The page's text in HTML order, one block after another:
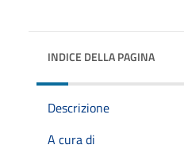
INDICE DELLA PAGINA
Descrizione
A cura di